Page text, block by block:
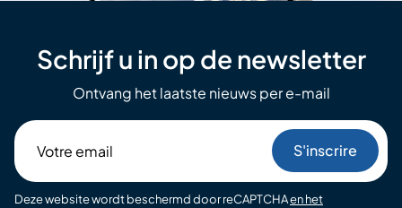
Schrijf u in op de newsletter
Ontvang het laatste nieuws per e-mail
email
Deze website wordt beschermd door reCAPTCHAen het